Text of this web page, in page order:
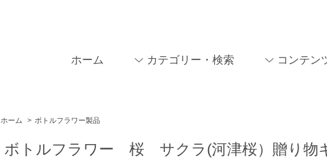
ホーム カテゴリー・検索 コンテン
ホーム > ボトルフラワー製品
ボトルフラワー 桜 サクラ(河津桜）贈り物